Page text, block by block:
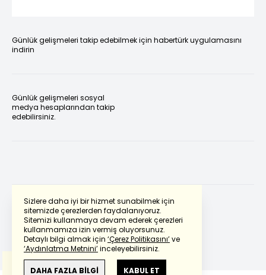
Sizlere daha iyi bir hizmet sunabilmek için
sitemizde çerezlerden faydalanıyoruz.
Sitemizi kullanmaya devam ederek çerezleri
kullanmamıza izin vermiş oluyorsunuz.
Detaylı bilgi almak için ‘Çerez Politikasını’ve
‘Aydınlatma Metnini’inceleyebilirsiniz.
DAHA FAZLA BİLGİ KABUL ET
Günlük gelişmeleri takip edebilmek için habertürk uygulamasını
indirin
Günlük gelişmeleri sosyal
medya hesaplarından takip
edebilirsiniz.
Powered by Translate
Bu çevirideGoogle Transletekullanılmıştır.
Anlam ve çeviri hatalarından
haberturk.com